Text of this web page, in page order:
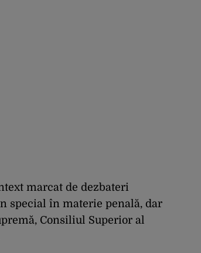
marcat de dezbateri
special în materie penală, dar
Consiliul Superior al